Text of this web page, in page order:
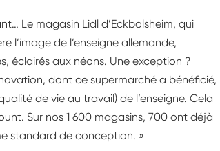
Le magasin Lidl d’Eckbolsheim, qui
l’image de l’enseigne allemande,
éclairés aux néons. Une exception ?
dont ce supermarché a bénéficié,
de vie au travail) de l’enseigne. Cela
Sur nos 1 600 magasins, 700 ont déjà
standard de conception. »